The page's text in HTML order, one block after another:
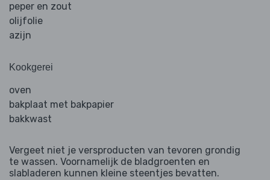
peper en zout
olijfolie
azijn
Kookgerei
oven
bakplaat met bakpapier
bakkwast
Vergeet niet je versproducten van tevoren grondig
te wassen. Voornamelijk de bladgroenten en
slabladeren kunnen kleine steentjes bevatten.